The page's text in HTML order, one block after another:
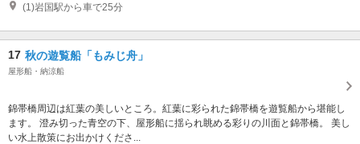
(1)岩国駅から車で25分
17 秋の遊覧船「もみじ舟」
屋形船・納涼船
錦帯橋周辺は紅葉の美しいところ。紅葉に彩られた錦帯橋を遊覧船から堪能し
ます。 澄み切った青空の下、屋形船に揺られ眺める彩りの川面と錦帯橋。 美し
い水上散策にお出かけくださ...